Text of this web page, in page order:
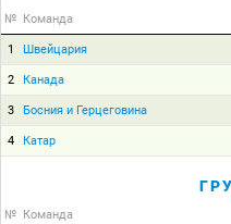
№ Команда
1 Швейцария
2 Канада
3 Босния и Герцеговина
4 Катар
№ Команда